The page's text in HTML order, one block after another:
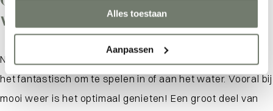
Alles toestaan
Aanpassen
water
Niet alleen voor volwassenen, maar ook voor kinderen is
het fantastisch om te spelen in of aan het water. Vooral bij
mooi weer is het optimaal genieten! Een groot deel van